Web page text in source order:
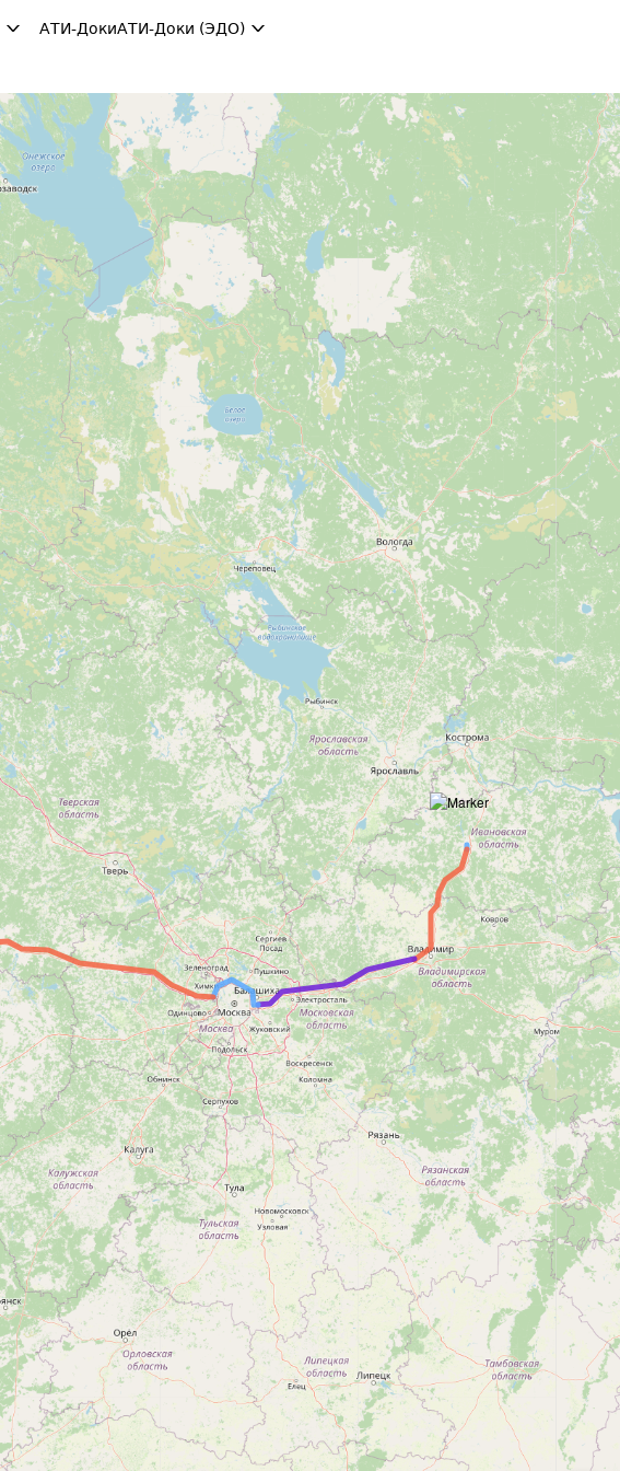
АТИ-ДокиАТИ-Доки (ЭДО)